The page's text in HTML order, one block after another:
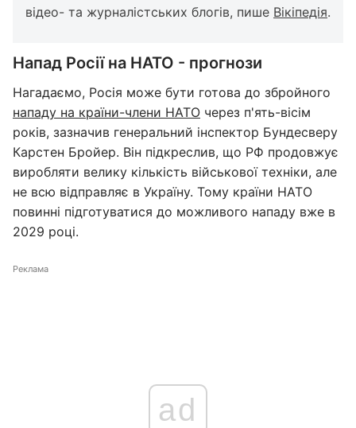
відео- та журналістських блогів, пише Вікіпедія.
Напад Росії на НАТО - прогнози
Нагадаємо, Росія може бути готова до збройного
нападу на країни-члени НАТО через п'ять-вісім
років, зазначив генеральний інспектор Бундесверу
Карстен Бройер. Він підкреслив, що РФ продовжує
виробляти велику кількість військової техніки, але
не всю відправляє в Україну. Тому країни НАТО
повинні підготуватися до можливого нападу вже в
2029 році.
Реклама
ad